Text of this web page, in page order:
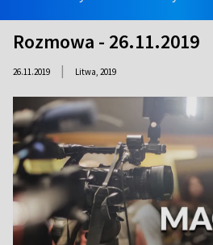
Rozmowa - 26.11.2019
26.11.2019 | Litwa, 2019